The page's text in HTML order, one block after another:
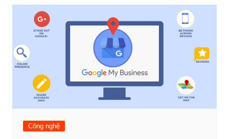
Công nghệ